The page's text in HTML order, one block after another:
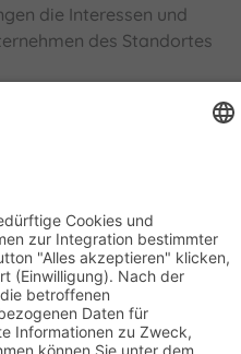
die Interessen und
des Standortes
Adlershof
Kekuléstraße 2-4
12489 Berlin
2280